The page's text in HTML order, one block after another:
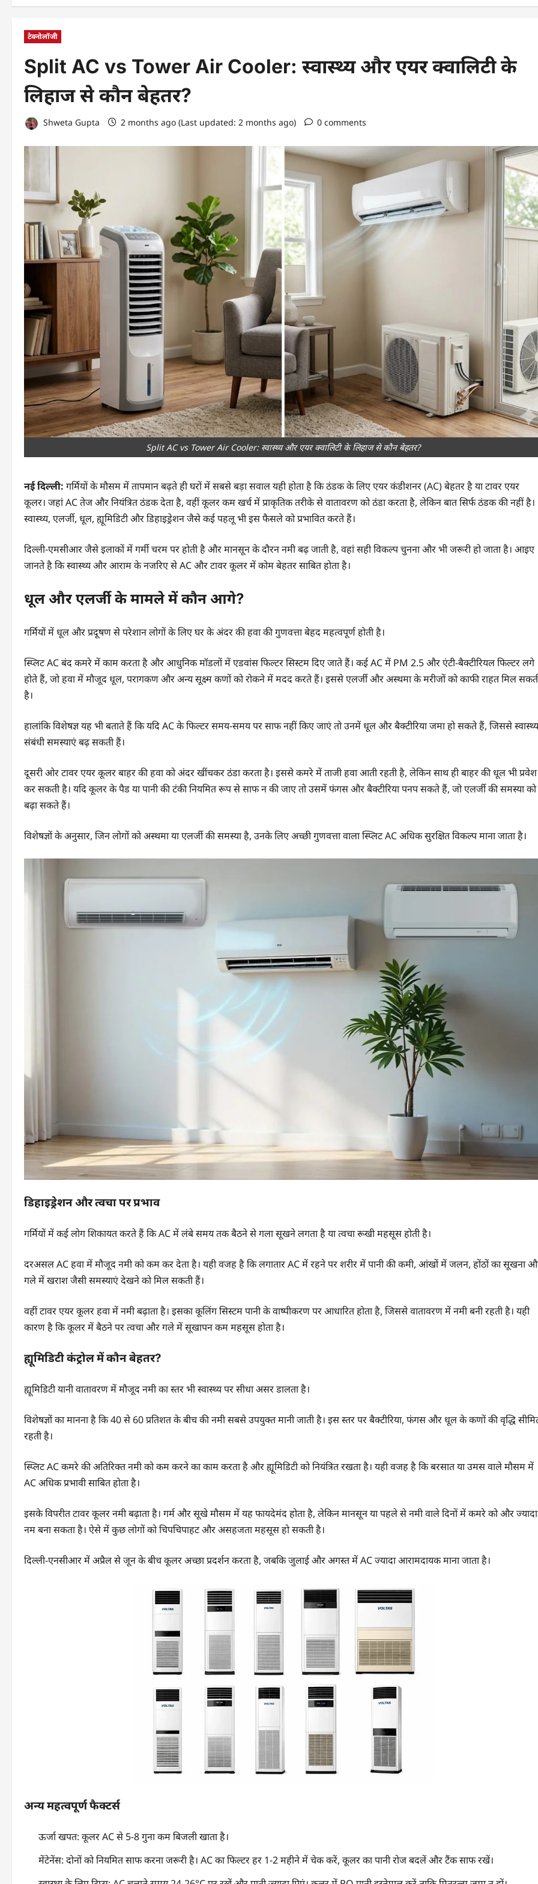
टेक्नोलॉजी
Split AC vs Tower Air Cooler: स्वास्थ्य और एयर क्वालिटी के
लिहाज से कौन बेहतर?
Shweta Gupta 2 months ago (Last updated: 2 months ago) 0 comments
Split AC vs Tower Air Cooler: स्वास्थ्य और एयर क्वालिटी के लिहाज से कौन बेहतर?
नई दिल्ली: गर्मियों के मौसम में तापमान बढ़ते ही घरों में सबसे बड़ा सवाल यही होता है कि ठंडक के लिए एयर कंडीशनर (AC) बेहतर है या टावर एयर
कूलर। जहां AC तेज और नियंत्रित ठंडक देता है, वहीं कूलर कम खर्च में प्राकृतिक तरीके से वातावरण को ठंडा करता है, लेकिन बात सिर्फ ठंडक की नहीं है।
स्वास्थ्य, एलर्जी, धूल, ह्यूमिडिटी और डिहाइड्रेशन जैसे कई पहलू भी इस फैसले को प्रभावित करते हैं।
दिल्ली-एमसीआर जैसे इलाकों में गर्मी चरम पर होती है और मानसून के दौरन नमी बढ़ जाती है, वहां सही विकल्प चुनना और भी जरूरी हो जाता है। आइए
जानते है कि स्वास्थ्य और आराम के नजरिए से AC और टावर कूलर में कोम बेहतर साबित होता है।
धूल और एलर्जी के मामले में कौन आगे?
गर्मियों में धूल और प्रदूषण से परेशान लोगों के लिए घर के अंदर की हवा की गुणवत्ता बेहद महत्वपूर्ण होती है।
स्प्लिट AC बंद कमरे में काम करता है और आधुनिक मॉडलों में एडवांस फिल्टर सिस्टम दिए जाते हैं। कई AC में PM 2.5 और एंटी-बैक्टीरियल फिल्टर लगे
होते हैं, जो हवा में मौजूद धूल, परागकण और अन्य सूक्ष्म कणों को रोकने में मदद करते हैं। इससे एलर्जी और अस्थमा के मरीजों को काफी राहत मिल
है।
हालांकि विशेषज्ञ यह भी बताते हैं कि यदि AC के फिल्टर समय-समय पर साफ नहीं किए जाएं तो उनमें धूल और बैक्टीरिया जमा हो सकते हैं, जिससे स्वास्थ्य
संबंधी समस्याएं बढ़ सकती हैं।
दूसरी ओर टावर एयर कूलर बाहर की हवा को अंदर खींचकर ठंडा करता है। इससे कमरे में ताजी हवा आती रहती है, लेकिन साथ ही बाहर की धूल भी प्रवेश
कर सकती है। यदि कूलर के पैड या पानी की टंकी नियमित रूप से साफ न की जाए तो उसमें फंगस और बैक्टीरिया पनप सकते हैं, जो एलर्जी की समस्या को
बढ़ा सकते हैं।
विशेषज्ञों के अनुसार, जिन लोगों को अस्थमा या एलर्जी की समस्या है, उनके लिए अच्छी गुणवत्ता वाला स्प्लिट AC अधिक सुरक्षित विकल्प माना जाता है।
डिहाइड्रेशन और त्वचा पर प्रभाव
गर्मियों में कई लोग शिकायत करते हैं कि AC में लंबे समय तक बैठने से गला सूखने लगता है या त्वचा रूखी महसूस होती है।
दरअसल AC हवा में मौजूद नमी को कम कर देता है। यही वजह है कि लगातार AC में रहने पर शरीर में पानी की कमी, आंखों में जलन, होंठों का सूखना
गले में खराश जैसी समस्याएं देखने को मिल सकती हैं।
वहीं टावर एयर कूलर हवा में नमी बढ़ाता है। इसका कूलिंग सिस्टम पानी के वाष्पीकरण पर आधारित होता है, जिससे वातावरण में नमी बनी रहती है। यही
कारण है कि कूलर में बैठने पर त्वचा और गले में सूखापन कम महसूस होता है।
ह्यूमिडिटी कंट्रोल में कौन बेहतर?
ह्यूमिडिटी यानी वातावरण में मौजूद नमी का स्तर भी स्वास्थ्य पर सीधा असर डालता है।
विशेषज्ञों का मानना है कि 40 से 60 प्रतिशत के बीच की नमी सबसे उपयुक्त मानी जाती है। इस स्तर पर बैक्टीरिया, फंगस और धूल के कणों की वृद्धि
रहती है।
स्प्लिट AC कमरे की अतिरिक्त नमी को कम करने का काम करता है और ह्यूमिडिटी को नियंत्रित रखता है। यही वजह है कि बरसात या उमस वाले मौसम में
AC अधिक प्रभावी साबित होता है।
इसके विपरीत टावर कूलर नमी बढ़ाता है। गर्म और सूखे मौसम में यह फायदेमंद होता है, लेकिन मानसून या पहले से नमी वाले दिनों में कमरे को और ज्यादा
नम बना सकता है। ऐसे में कुछ लोगों को चिपचिपाहट और असहजता महसूस हो सकती है।
दिल्ली-एनसीआर में अप्रैल से जून के बीच कूलर अच्छा प्रदर्शन करता है, जबकि जुलाई और अगस्त में AC ज्यादा आरामदायक माना जाता है।
अन्य महत्वपूर्ण फैक्टर्स
ऊर्जा खपत: कूलर AC से 5-8 गुना कम बिजली खाता है।
मेंटेनेंस: दोनों को नियमित साफ करना जरूरी है। AC का फिल्टर हर 1-2 महीने में चेक करें, कूलर का पानी रोज बदलें और टैंक साफ रखें।